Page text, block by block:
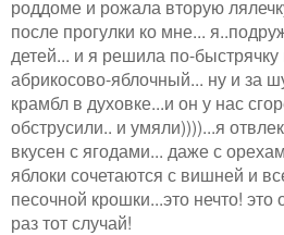
роддоме и рожала вторую
после прогулки ко мне...
детей... и я решила по-быстрячку
абрикосово-яблочный... ну и за
крамбл в духовке...и он у нас
обструсили.. и умяли))))...я
вкусен с ягодами... даже с
яблоки сочетаются с вишней и
песочной крошки...это нечто!
раз тот случай!